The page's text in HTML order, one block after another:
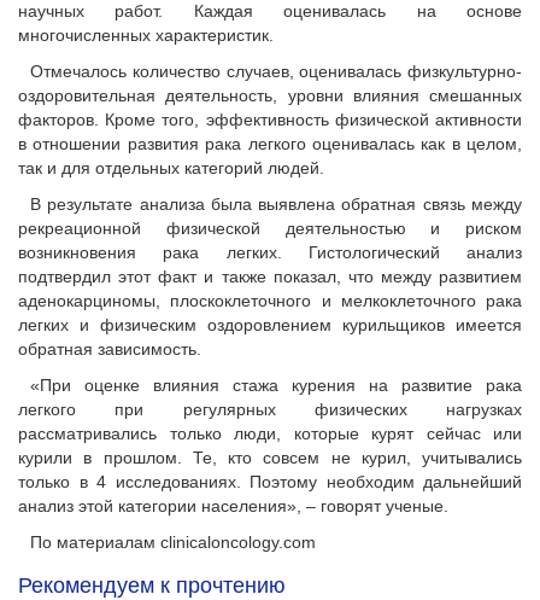
научных работ. Каждая оценивалась на основе
многочисленных характеристик.
Отмечалось количество случаев, оценивалась физкультурно-
оздоровительная деятельность, уровни влияния смешанных
факторов. Кроме того, эффективность физической активности
в отношении развития рака легкого оценивалась как в целом,
так и для отдельных категорий людей.
В результате анализа была выявлена обратная связь между
рекреационной физической деятельностью и риском
возникновения рака легких. Гистологический анализ
подтвердил этот факт и также показал, что между развитием
аденокарциномы, плоскоклеточного и мелкоклеточного рака
легких и физическим оздоровлением курильщиков имеется
обратная зависимость.
«При оценке влияния стажа курения на развитие рака
легкого при регулярных физических нагрузках
рассматривались только люди, которые курят сейчас или
курили в прошлом. Те, кто совсем не курил, учитывались
только в 4 исследованиях. Поэтому необходим дальнейший
анализ этой категории населения», – говорят ученые.
По материалам clinicaloncology.com
Рекомендуем к прочтению